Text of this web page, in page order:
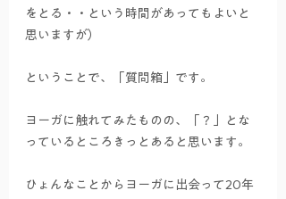
をとる・・という時間があってもよいと
思いますが）
ということで、「質問箱」です。
ヨーガに触れてみたものの、「？」とな
っているところきっとあると思います。
ひょんなことからヨーガに出会って20年